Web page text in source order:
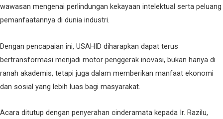
wawasan mengenai perlindungan kekayaan intelektual serta peluang
pemanfaatannya di dunia industri.
Dengan pencapaian ini, USAHID diharapkan dapat terus
bertransformasi menjadi motor penggerak inovasi, bukan hanya di
ranah akademis, tetapi juga dalam memberikan manfaat ekonomi
dan sosial yang lebih luas bagi masyarakat.
Acara ditutup dengan penyerahan cinderamata kepada Ir. Razilu,